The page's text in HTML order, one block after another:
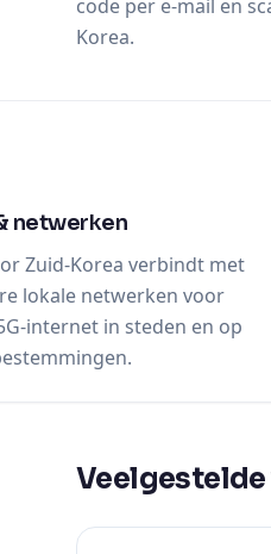
code per e-mail en
Korea.
netwerken
Zuid-Korea verbindt met
lokale netwerken voor
internet in steden en op
Veelgestelde